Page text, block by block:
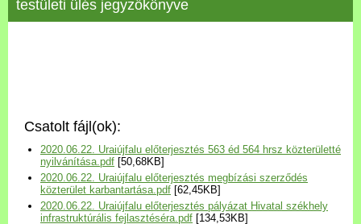
Választási információk
Versenyképes Járások
Program
testületi ülés jegyzőkönyve
Csatolt fájl(ok):
2020.06.22. Uraiújfalu előterjesztés 563 éd 564 hrsz közterületté
nyilvánítása.pdf [50,68KB]
2020.06.22. Uraiújfalu előterjesztés megbízási szerződés
közterület karbantartása.pdf [62,45KB]
2020.06.22. Uraiújfalu előterjesztés pályázat Hivatal székhely
infrastruktúrális fejlasztéséra.pdf [134,53KB]